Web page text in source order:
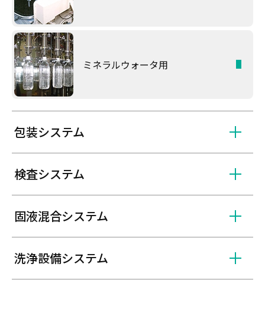
ミネラルウォータ用
包装システム
検査システム
固液混合システム
洗浄設備システム